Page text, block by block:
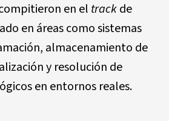
en el trackde
en áreas como sistemas
almacenamiento de
y resolución de
en entornos reales.